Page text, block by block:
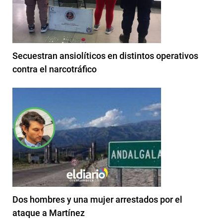
Secuestran ansiolíticos en distintos operativos
contra el narcotráfico
Dos hombres y una mujer arrestados por el
ataque a Martínez